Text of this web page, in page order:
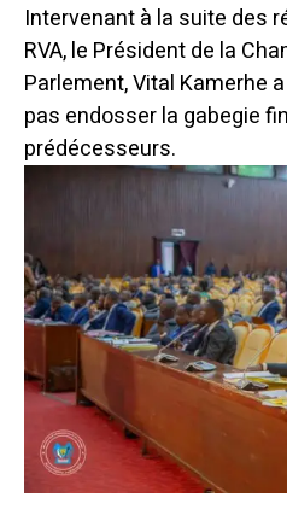
Intervenant à la suite des
RVA, le Président de la
Parlement, Vital Kamerhe
pas endosser la gabegie
prédécesseurs.